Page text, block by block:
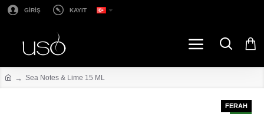
GİRİŞ KAYIT
Sea Notes & Lime 15 ML
FERAH